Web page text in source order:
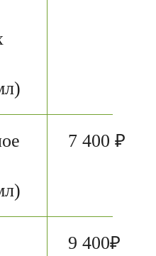
7 400 ₽
9 400₽